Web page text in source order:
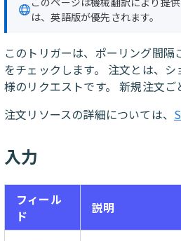
は、英語版が優先されます。
このトリガーは、ポーリング間
をチェックします。 注文とは、
様のリクエストです。 新規注文ご
注文リソースの詳細については、
入力
フィール
ド
説明